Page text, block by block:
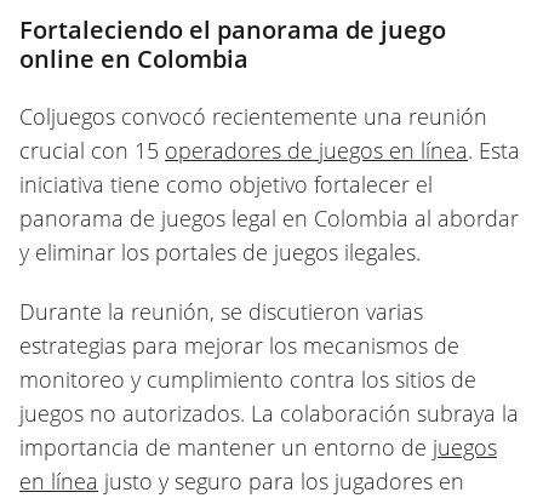
Fortaleciendo el panorama de juego
online en Colombia
Coljuegos convocó recientemente una reunión
crucial con 15 operadores de juegos en línea. Esta
iniciativa tiene como objetivo fortalecer el
panorama de juegos legal en Colombia al abordar
y eliminar los portales de juegos ilegales.
Durante la reunión, se discutieron varias
estrategias para mejorar los mecanismos de
monitoreo y cumplimiento contra los sitios de
juegos no autorizados. La colaboración subraya la
importancia de mantener un entorno de juegos
en línea justo y seguro para los jugadores en